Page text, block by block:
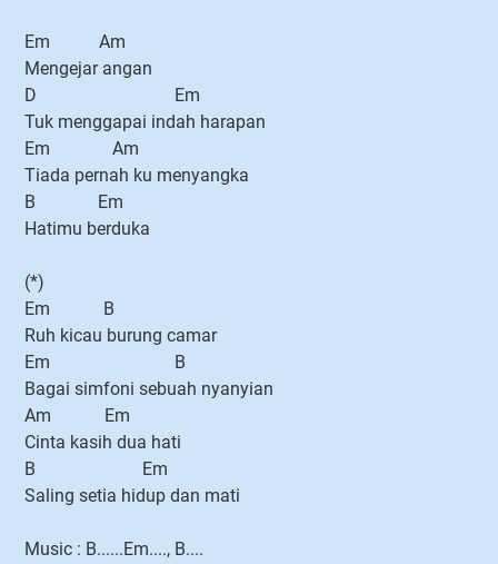
Em Am
Mengejar angan
D Em
Tuk menggapai indah harapan
Em Am
Tiada pernah ku menyangka
B Em
Hatimu berduka
(*)
Em B
Ruh kicau burung camar
Em B
Bagai simfoni sebuah nyanyian
Am Em
Cinta kasih dua hati
B Em
Saling setia hidup dan mati
Music : B......Em...., B....